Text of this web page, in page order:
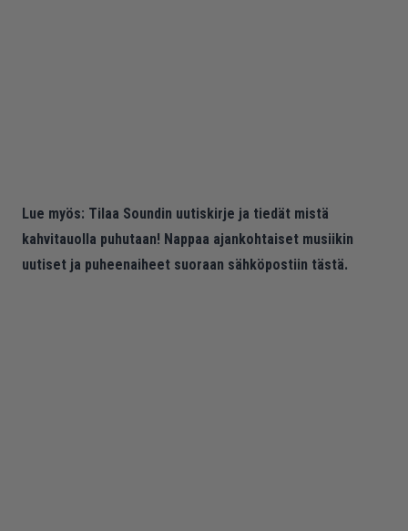
Lue myös: Tilaa Soundin uutiskirje ja tiedät mistä
kahvitauolla puhutaan! Nappaa ajankohtaiset musiikin
uutiset ja puheenaiheet suoraan sähköpostiin tästä.